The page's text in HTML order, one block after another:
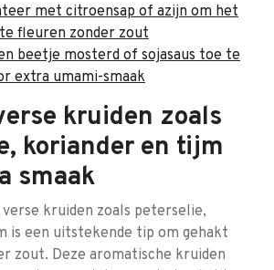
met citroensap of azijn om het
fleuren zonder zout
beetje mosterd of sojasaus toe te
extra umami-smaak
kruiden zoals
koriander en tijm
smaak
kruiden zoals peterselie,
is een uitstekende tip om gehakt
zout. Deze aromatische kruiden